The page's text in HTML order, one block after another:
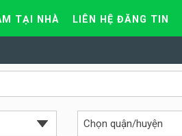
TẠI NHÀ LIÊN HỆ ĐĂNG TIN